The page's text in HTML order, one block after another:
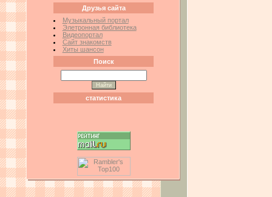
Друзья сайта
Музыкальный портал
Элетронная библиотека
Видеопортал
Сайт знакомств
Хиты шансон
Поиск
статистика